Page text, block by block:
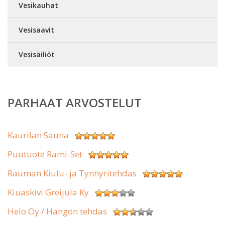
Vesikauhat
Vesisaavit
Vesisäiliöt
PARHAAT ARVOSTELUT
Kaurilan Sauna
Puutuote Rami-Set
Rauman Kiulu- ja Tynnyritehdas
Kiuaskivi Greijula Ky
Helo Oy / Hangon tehdas